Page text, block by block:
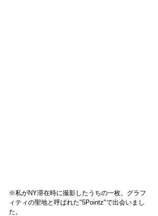
※私がNY滞在時に撮影したうちの一枚。グラフ
ィティの聖地と呼ばれた"5Pointz"で出会いまし
た。